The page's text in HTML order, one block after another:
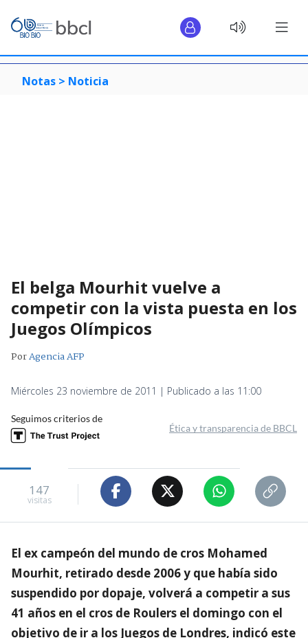
Notas > Noticia
El belga Mourhit vuelve a
competir con la vista puesta en los
Juegos Olímpicos
PorAgencia AFP
Miércoles 23 noviembre de 2011 | Publicado a las 11:00
Seguimos criterios de
Ética y transparencia de BBCL
147
visitas
El ex campeón del mundo de cros Mohamed
Mourhit, retirado desde 2006 y que había sido
suspendido por dopaje, volverá a competir a sus
41 años en el cros de Roulers el domingo con el
objetivo de ir a los Juegos de Londres, indicó este